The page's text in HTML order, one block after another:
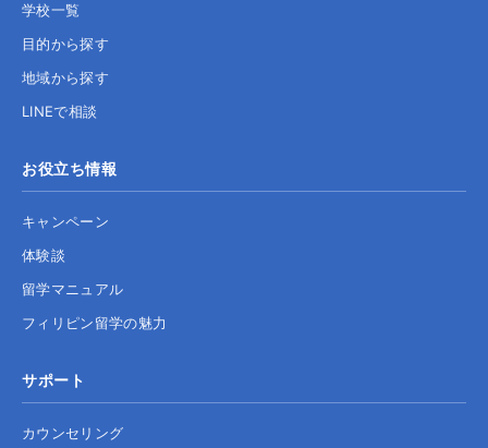
学校一覧
目的から探す
地域から探す
LINEで相談
お役立ち情報
キャンペーン
体験談
留学マニュアル
フィリピン留学の魅力
サポート
カウンセリング